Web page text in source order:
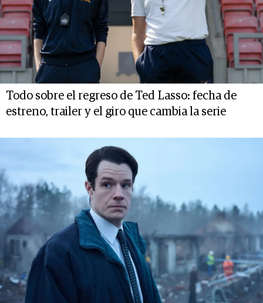
Todo sobre el regreso de Ted Lasso: fecha de
estreno, trailer y el giro que cambia la serie